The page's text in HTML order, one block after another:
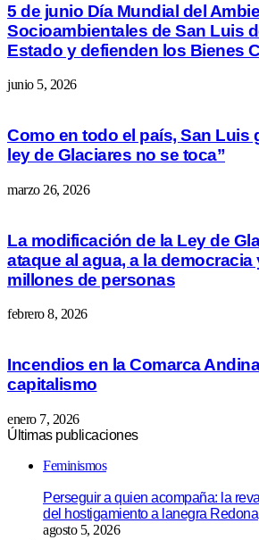
5 de junio Día Mundial del
Socioambientales de San Luis
Estado y defienden los Bienes
junio 5, 2026
Como en todo el país, San Luis
ley de Glaciares no se toca”
marzo 26, 2026
La modificación de la Ley de
ataque al agua, a la democracia
millones de personas
febrero 8, 2026
Incendios en la Comarca
capitalismo
enero 7, 2026
Últimas publicaciones
Feminismos
Perseguir a quien acompaña: la
del hostigamiento a lanegra Redona
agosto 5, 2026